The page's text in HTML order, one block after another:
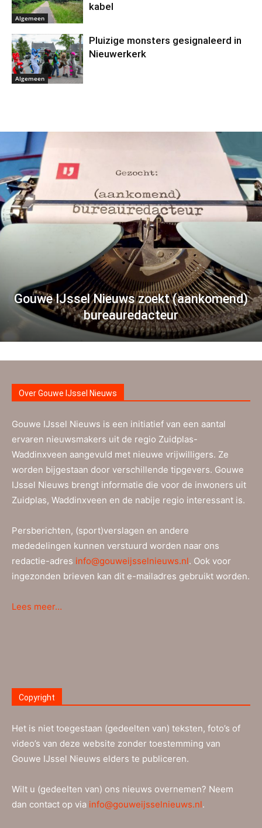
Algemeen
kabel
Algemeen
Pluizige monsters gesignaleerd in
Nieuwerkerk
Gouwe IJssel Nieuws zoekt (aankomend)
bureauredacteur
Over Gouwe IJssel Nieuws
Gouwe IJssel Nieuws is een initiatief van een aantal
ervaren nieuwsmakers uit de regio Zuidplas-
Waddinxveen aangevuld met nieuwe vrijwilligers. Ze
worden bijgestaan door verschillende tipgevers. Gouwe
IJssel Nieuws brengt informatie die voor de inwoners uit
Zuidplas, Waddinxveen en de nabije regio interessant is.
Persberichten, (sport)verslagen en andere
mededelingen kunnen verstuurd worden naar ons
redactie-adres info@gouweijsselnieuws.nl. Ook voor
ingezonden brieven kan dit e-mailadres gebruikt worden.
Lees meer…
Copyright
Het is niet toegestaan (gedeelten van) teksten, foto’s of
video’s van deze website zonder toestemming van
Gouwe IJssel Nieuws elders te publiceren.
Wilt u (gedeelten van) ons nieuws overnemen? Neem
dan contact op via info@gouweijsselnieuws.nl.